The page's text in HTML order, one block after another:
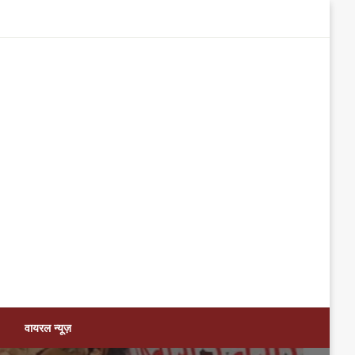
वायरल न्यूज़